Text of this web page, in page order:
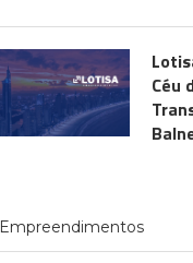
Céu
Empreendimentos